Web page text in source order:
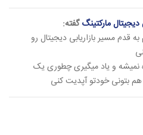
دیجیتال مارکتینگگفته:
قدم مسیر بازاریابی دیجیتال رو
نمیشه و یاد میگیری چطوری یک
بتونی خودتو آپدیت کنی